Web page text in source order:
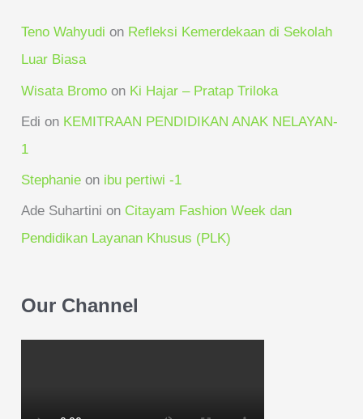
Teno Wahyudi on Refleksi Kemerdekaan di Sekolah
Luar Biasa
Wisata Bromo on Ki Hajar – Pratap Triloka
Edi on KEMITRAAN PENDIDIKAN ANAK NELAYAN-
1
Stephanie on ibu pertiwi -1
Ade Suhartini on Citayam Fashion Week dan
Pendidikan Layanan Khusus (PLK)
Our Channel